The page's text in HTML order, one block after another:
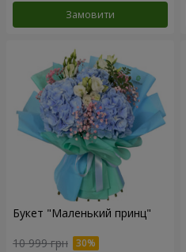
Замовити
Букет "Маленький принц"
10 999 грн